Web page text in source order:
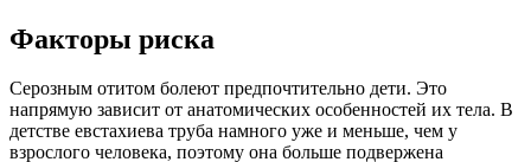
Факторы риска
Серозным отитом болеют предпочтительно дети. Это
напрямую зависит от анатомических особенностей их тела. В
детстве евстахиева труба намного уже и меньше, чем у
взрослого человека, поэтому она больше подвержена